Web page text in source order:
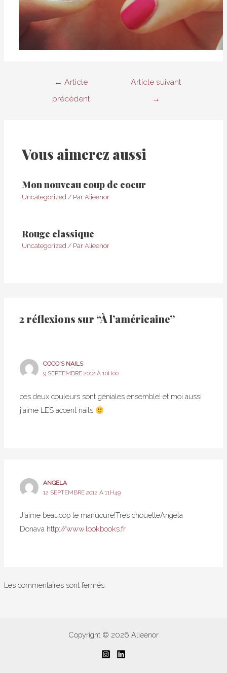
Navigation
← Article
précédent
Article suivant
→
Vous aimerez aussi
Mon nouveau coup de coeur
Uncategorized / Par Alieenor
Rouge classique
Uncategorized / Par Alieenor
2 réflexions sur “À l’américaine”
COCO'S NAILS
9 SEPTEMBRE 2012 À 10H00
ces deux couleurs sont géniales ensemble! et moi aussi
j'aime LES accent nails
ANGELA
12 SEPTEMBRE 2012 À 11H49
J'aime beaucop le manucure!Tres chouetteAngela
Donava http://www.lookbooks.fr
Les commentaires sont fermés.
Copyright © 2026 Alieenor